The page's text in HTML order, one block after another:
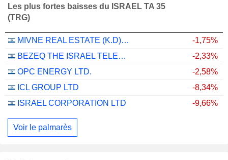
Les plus fortes baisses du ISRAEL TA 35
(TRG)
MIVNE REAL ESTATE (K.D) LTD
-1,75%
BEZEQ THE ISRAEL TELECOMMUNICATION CORP. LTD
-2,33%
OPC ENERGY LTD.
-2,58%
ICL GROUP LTD
-8,34%
ISRAEL CORPORATION LTD
-9,66%
Voir le palmarès